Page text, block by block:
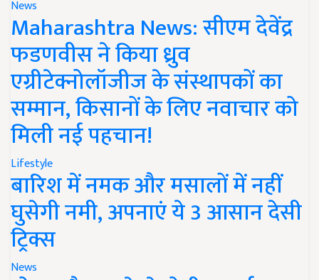
News
Maharashtra News: सीएम देवेंद्र
फडणवीस ने किया ध्रुव
एग्रीटेक्नोलॉजीज के संस्थापकों का
सम्मान, किसानों के लिए नवाचार को
मिली नई पहचान!
Lifestyle
बारिश में नमक और मसालों में नहीं
घुसेगी नमी, अपनाएं ये 3 आसान देसी
ट्रिक्स
News